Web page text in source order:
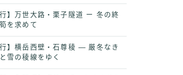
行】万世大路・栗子隧道 ー 冬の終
を求めて
行】横岳西壁・石尊稜 ― 厳冬なき
雪の稜線をゆく